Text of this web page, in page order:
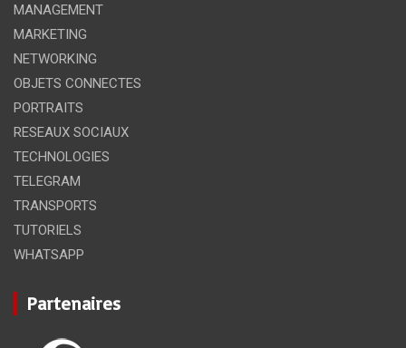
MANAGEMENT
MARKETING
NETWORKING
OBJETS CONNECTES
PORTRAITS
RESEAUX SOCIAUX
TECHNOLOGIES
TELEGRAM
TRANSPORTS
TUTORIELS
WHATSAPP
Partenaires